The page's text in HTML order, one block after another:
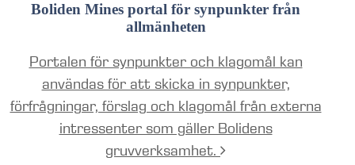
Boliden Mines portal för synpunkter från
allmänheten
Portalen för synpunkter och klagomål kan
användas för att skicka in synpunkter,
förfrågningar, förslag och klagomål från externa
intressenter som gäller Bolidens
gruvverksamhet.